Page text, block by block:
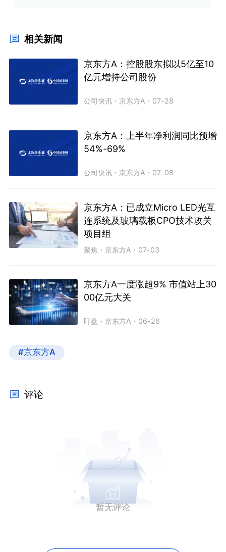
相关新闻
京东方A：控股股东拟以5亿至10
亿元增持公司股份
公司快讯 ・ 京东方A ・ 07-28
京东方A：上半年净利润同比预增
54%-69%
公司快讯 ・ 京东方A ・ 07-08
京东方A：已成立Micro LED光互
连系统及玻璃载板CPO技术攻关
项目组
聚焦 ・ 京东方A ・ 07-03
京东方A一度涨超9% 市值站上30
00亿元大关
盯盘 ・ 京东方A ・ 06-26
#京东方A
评论
暂无评论